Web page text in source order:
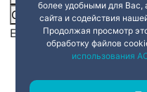
Close Modal Dialog
End of dialog window.
более удобными для Вас,
сайта и содействия
Продолжая просмотр
обработку файлов
использования